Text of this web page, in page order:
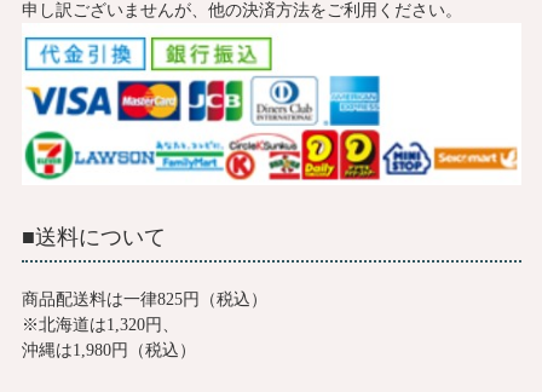
申し訳ございませんが、他の決済方法をご利用ください。
■送料について
商品配送料は一律825円（税込）
※北海道は1,320円、
沖縄は1,980円（税込）